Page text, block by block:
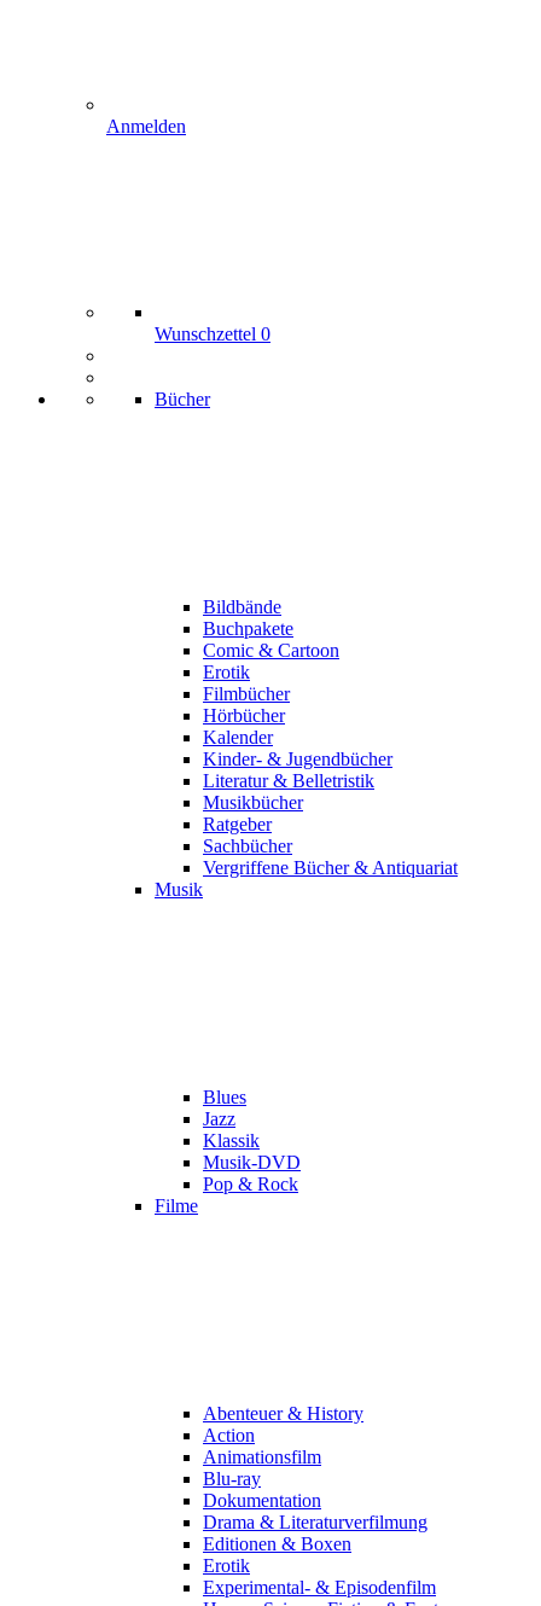
Anmelden
Wunschzettel 0
Bücher
Bildbände
Buchpakete
Comic & Cartoon
Erotik
Filmbücher
Hörbücher
Kalender
Kinder- & Jugendbücher
Literatur & Belletristik
Musikbücher
Ratgeber
Sachbücher
Vergriffene Bücher & Antiquariat
Musik
Blues
Jazz
Klassik
Musik-DVD
Pop & Rock
Filme
Abenteuer & History
Action
Animationsfilm
Blu-ray
Dokumentation
Drama & Literaturverfilmung
Editionen & Boxen
Erotik
Experimental- & Episodenfilm